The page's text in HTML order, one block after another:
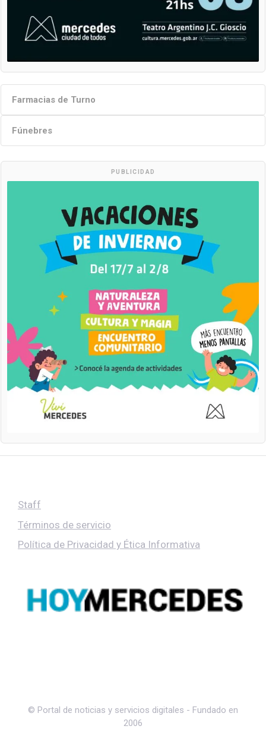
Farmacias de Turno
Fúnebres
PUBLICIDAD
Staff
Términos de servicio
Política de Privacidad y Ética Informativa
© Portal de noticias y servicios digitales - Fundado en
2006